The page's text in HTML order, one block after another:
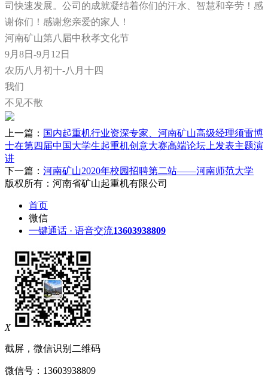
司快速发展。公司的成就凝结着你们的汗水、智慧和辛劳！感
谢你们！感谢您亲爱的家人！
河南矿山第八届中秋孝文化节
9月8日-9月12日
农历八月初十-八月十四
我们
不见不散
上一篇： 国内起重机行业资深专家、河南矿山高级经理须雷博
士在第四届中国大学生起重机创意大赛高端论坛上发表主题演
讲
下一篇： 河南矿山2020年校园招聘第二站——河南师范大学
版权所有：河南省矿山起重机有限公司
首页
微信
一键通话 · 语音交流13603938809
X
截屏，微信识别二维码
微信号： 13603938809